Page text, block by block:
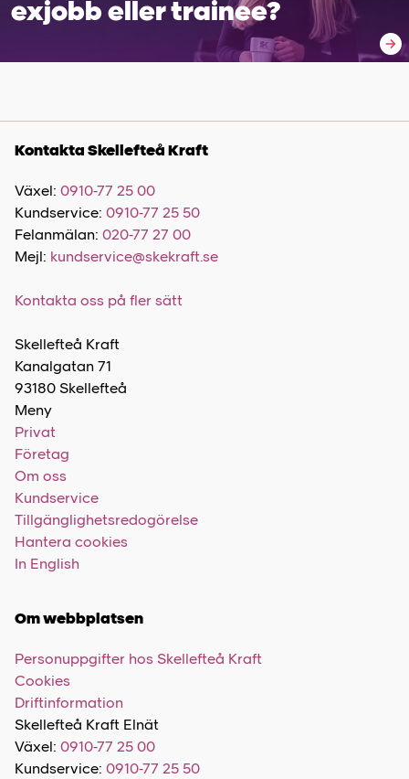
exjobb eller trainee?
Kontakta Skellefteå Kraft
Växel: 0910-77 25 00
Kundservice: 0910-77 25 50
Felanmälan: 020-77 27 00
Mejl: kundservice@skekraft.se
Kontakta oss på fler sätt
Skellefteå Kraft
Kanalgatan 71
93180 Skellefteå
Meny
Privat
Företag
Om oss
Kundservice
Tillgänglighetsredogörelse
Hantera cookies
In English
Om webbplatsen
Personuppgifter hos Skellefteå Kraft
Cookies
Driftinformation
Skellefteå Kraft Elnät
Växel: 0910-77 25 00
Kundservice: 0910-77 25 50